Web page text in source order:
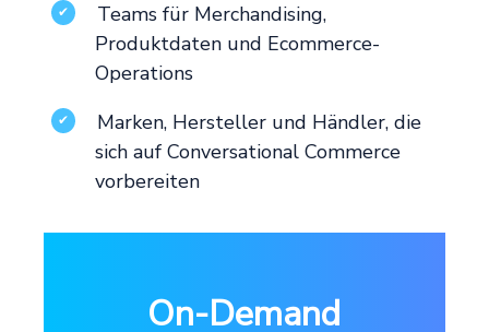
✔
Teams für Merchandising,
Produktdaten und Ecommerce-
Operations
✔
Marken, Hersteller und Händler, die
sich auf Conversational Commerce
vorbereiten
On-Demand